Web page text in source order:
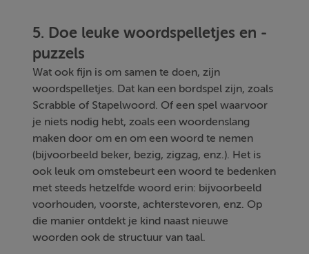
5. Doe leuke woordspelletjes en -
puzzels
Wat ook fijn is om samen te doen, zijn
woordspelletjes. Dat kan een bordspel zijn, zoals
Scrabble of Stapelwoord. Of een spel waarvoor
je niets nodig hebt, zoals een woordenslang
maken door om en om een woord te nemen
(bijvoorbeeld beker, bezig, zigzag, enz.). Het is
ook leuk om omstebeurt een woord te bedenken
met steeds hetzelfde woord erin: bijvoorbeeld
voorhouden, voorste, achterstevoren, enz. Op
die manier ontdekt je kind naast nieuwe
woorden ook de structuur van taal.